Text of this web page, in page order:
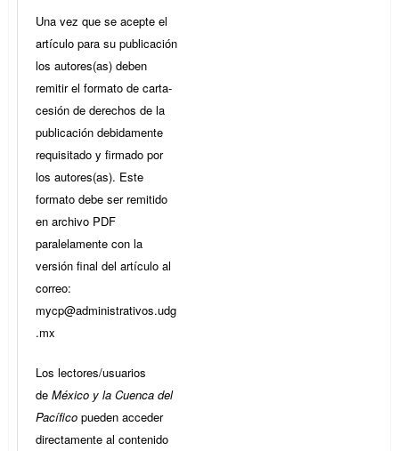
Una vez que se acepte el
artículo para su publicación
los autores(as) deben
remitir el formato de carta-
cesión de derechos de la
publicación debidamente
requisitado y firmado por
los autores(as). Este
formato debe ser remitido
en archivo PDF
paralelamente con la
versión final del artículo al
correo:
mycp@administrativos.udg
.mx
Los lectores/usuarios
de México y la Cuenca del
Pacífico pueden acceder
directamente al contenido